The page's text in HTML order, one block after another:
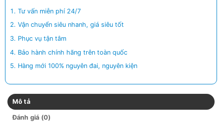
Tư vấn miễn phí 24/7
Vận chuyển siêu nhanh, giá siêu tốt
Phục vụ tận tâm
Bảo hành chính hãng trên toàn quốc
Hàng mới 100% nguyên đai, nguyên kiện
Mô tả
Đánh giá (0)